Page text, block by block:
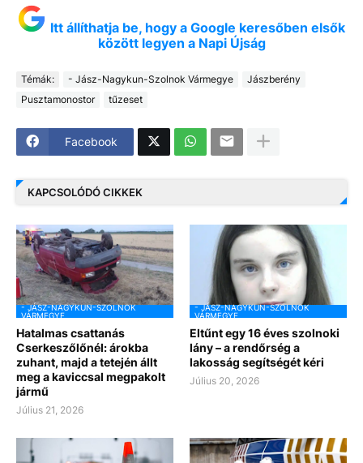
Itt állíthatja be, hogy a Google keresőben elsők
között legyen a Napi Újság
Témák: - Jász-Nagykun-Szolnok Vármegye
Jászberény
Pusztamonostor
tűzeset
Facebook
KAPCSOLÓDÓ CIKKEK
- JÁSZ-NAGYKUN-SZOLNOK
VÁRMEGYE
Hatalmas csattanás
Cserkeszőlőnél: árokba
zuhant, majd a tetején állt
meg a kaviccsal megpakolt
jármű
Július 21, 2026
- JÁSZ-NAGYKUN-SZOLNOK
VÁRMEGYE
Eltűnt egy 16 éves szolnoki
lány – a rendőrség a
lakosság segítségét kéri
Július 20, 2026